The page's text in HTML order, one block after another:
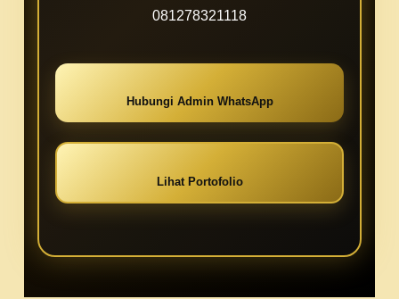
081278321118
Hubungi Admin WhatsApp
Lihat Portofolio